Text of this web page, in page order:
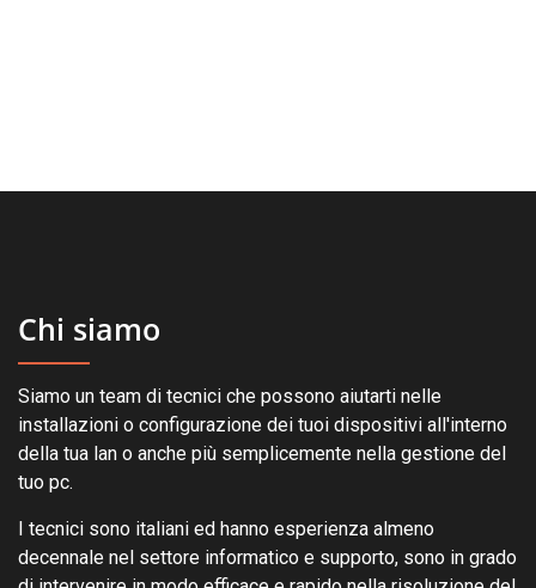
Chi siamo
Siamo un team di tecnici che possono aiutarti nelle
installazioni o configurazione dei tuoi dispositivi all'interno
della tua lan o anche più semplicemente nella gestione del
tuo pc.
I tecnici sono italiani ed hanno esperienza almeno
decennale nel settore informatico e supporto, sono in grado